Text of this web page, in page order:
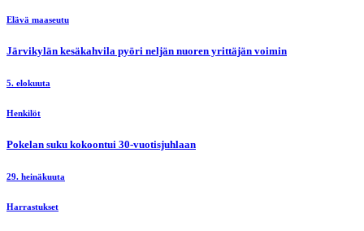
Elävä maaseutu
Järvikylän kesäkahvila pyöri neljän nuoren yrittäjän voimin
5. elokuuta
Henkilöt
Pokelan suku kokoontui 30-vuotisjuhlaan
29. heinäkuuta
Harrastukset